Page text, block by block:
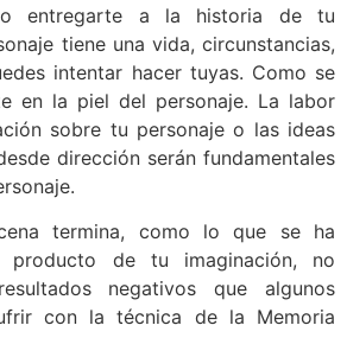
entregarte a la historia de tu
tiene una vida, circunstancias,
intentar hacer tuyas. Como se
en la piel del personaje. La labor
sobre tu personaje o las ideas
dirección serán fundamentales
termina, como lo que se ha
producto de tu imaginación, no
negativos que algunos
con la técnica de la Memoria